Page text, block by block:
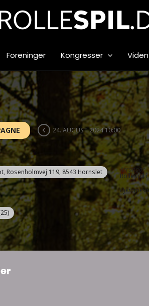
Foreninger Kongresser Viden
24. AUGUST 2024 10:00
, Rosenholmvej 119, 8543 Hornslet Arrangør
Rollespil